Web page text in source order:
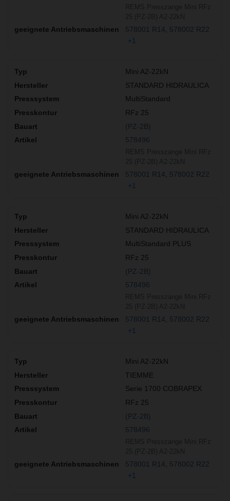
578001 R14
578002 R22
+1
Mini A2-22kN
STANDARD HIDRAULICA
MultiStandard
RFz 25
(PZ-2B)
578496
578001 R14
578002 R22
+1
Mini A2-22kN
STANDARD HIDRAULICA
MultiStandard PLUS
RFz 25
(PZ-2B)
578496
578001 R14
578002 R22
+1
Mini A2-22kN
TIEMME
Serie 1700 COBRAPEX
RFz 25
(PZ-2B)
578496
578001 R14
578002 R22
+1